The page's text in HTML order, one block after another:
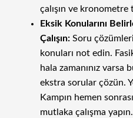
çalışın ve kronometre
Eksik Konularını
Çalışın:Soru çözümleri
konuları not edin.
hala zamanınız varsa
ekstra sorular çözün.
Kampın hemen
mutlaka çalışma yapın.